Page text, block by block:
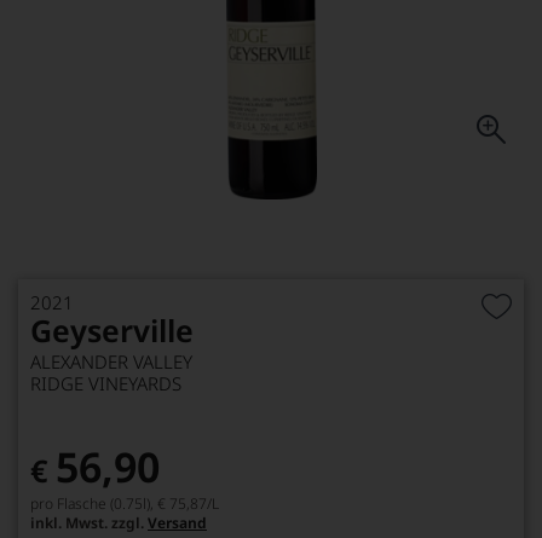
2021
Geyserville
ALEXANDER VALLEY
RIDGE VINEYARDS
€ 56,90
pro Flasche (0.75l), € 75,87/L
inkl. Mwst. zzgl. Versand